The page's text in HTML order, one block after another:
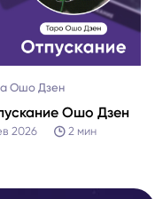
Ошо Дзен
Ошо Дзен
2026 2 мин